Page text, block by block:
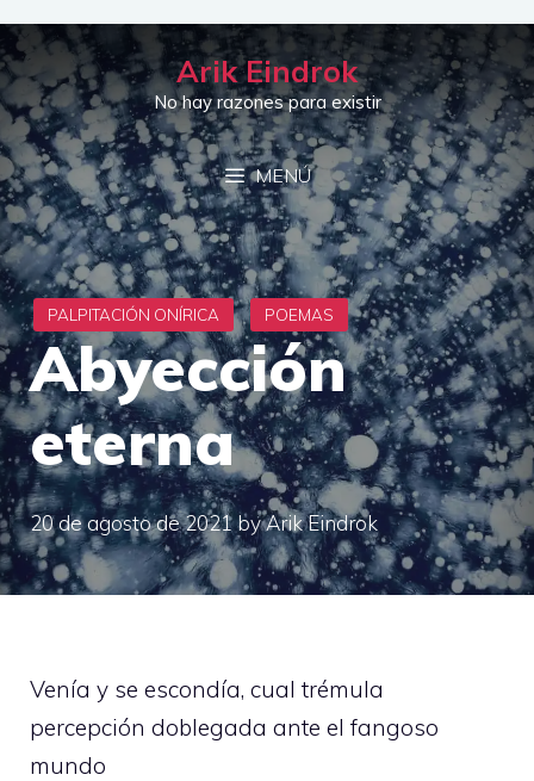
Saltar
al
contenido
Arik Eindrok
No hay razones para existir
MENÚ
Abyección
eterna
20 de agosto de 2021byArik Eindrok
Venía y se escondía, cual trémula
percepción doblegada ante el fangoso
mundo